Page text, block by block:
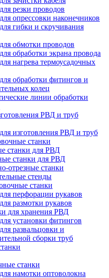
резки проводов
опрессовки наконечников
гибки и скручивания
обмотки проводов
обработки экрана провода
нагрева термоусадочных
обработки фитингов и
колец
линии обработки
РВД и труб
изготовления РВД и труб
станки
станки для РВД
станки для РВД
отрезные станки
стенды
станки
перфорации рукавов
размотки рукавов
для хранения РВД
установки фитингов
развальцовки и
сборки труб
станки
намотки оптоволокна